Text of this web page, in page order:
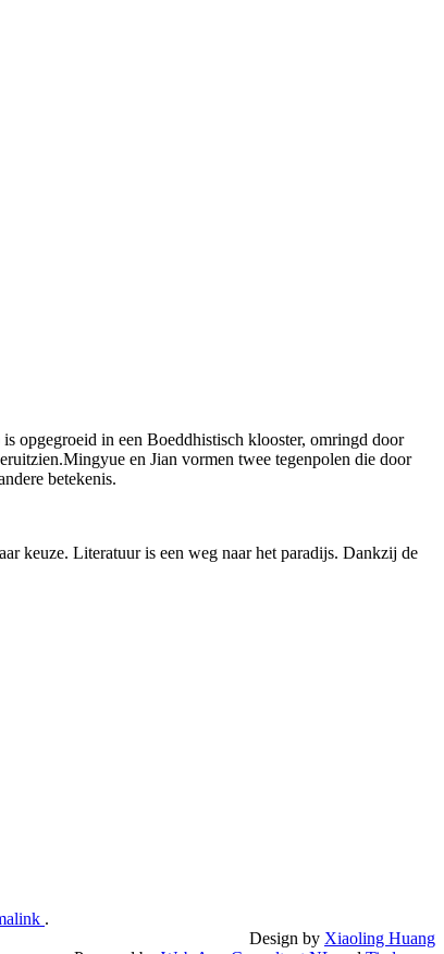
opgegroeid in een Boeddhistisch klooster, omringd door
en Jian vormen twee tegenpolen die door
betekenis.
keuze. Literatuur is een weg naar het paradijs. Dankzij de
.
Design by Xiaoling Huang